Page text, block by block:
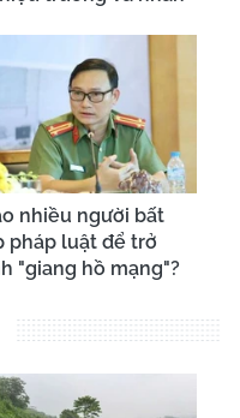
nhiều người bất
pháp luật để trở
"giang hồ mạng"?